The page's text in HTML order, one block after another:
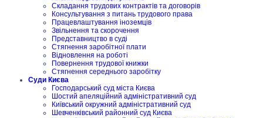
Складання трудових контрактів та договорів
Консультування з питань трудового права
Працевлаштування іноземців
Звільнення та скорочення
Представництво в суді
Стягнення заробітної плати
Відновлення на роботі
Повернення трудової книжки
Стягнення середнього заробітку
Суди Києва
Господарський суд міста Києва
Шостий апеляційний адміністративний суд
Київський окружний адміністративний суд
Шевченківський районний суд Києва